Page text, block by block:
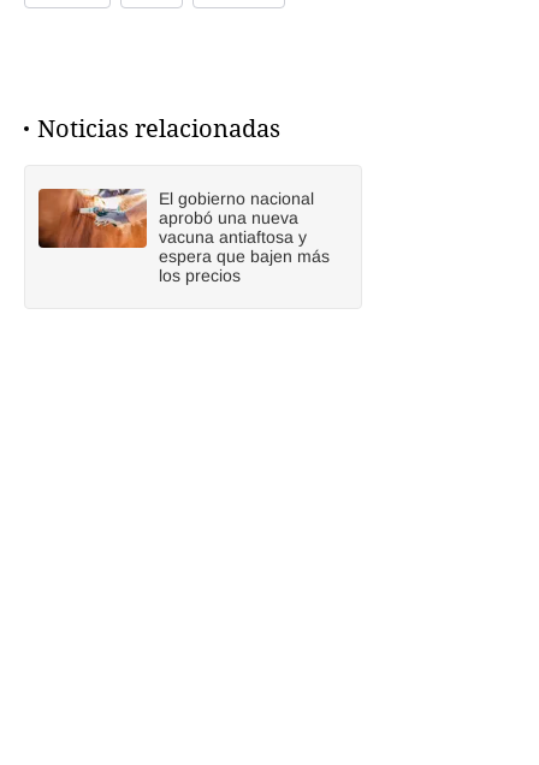
Noticias relacionadas
El gobierno nacional
aprobó una nueva
vacuna antiaftosa y
espera que bajen más
los precios